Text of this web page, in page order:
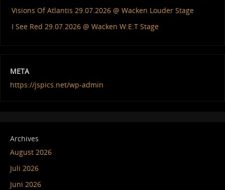
Visions Of Atlantis 29.07.2026 @ Wacken Louder Stage
I See Red 29.07.2026 @ Wacken W:E:T Stage
META
https://jspics.net/wp-admin
Archives
August 2026
Juli 2026
Juni 2026